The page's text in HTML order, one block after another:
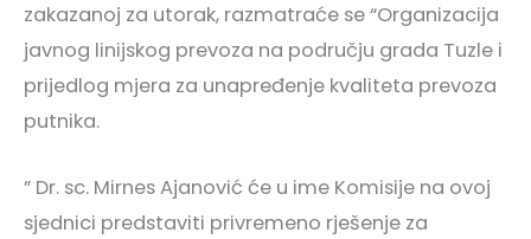
zakazanoj za utorak, razmatraće se “Organizacija
javnog linijskog prevoza na području grada Tuzle i
prijedlog mjera za unapređenje kvaliteta prevoza
putnika.
” Dr. sc. Mirnes Ajanović će u ime Komisije na ovoj
sjednici predstaviti privremeno rješenje za